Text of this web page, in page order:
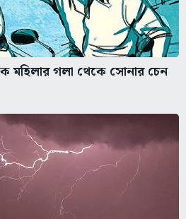
মহিলার গলা থেকে সোনার চেন